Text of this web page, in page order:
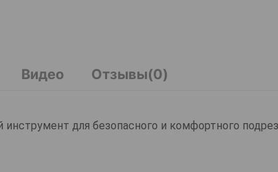
Видео Отзывы(0)
для безопасного и комфортного